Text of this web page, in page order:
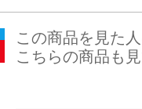
この商品を見た
こちらの商品も